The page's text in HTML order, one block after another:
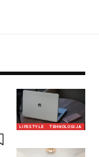
LIFESTYLE TEHNOLOGIJA